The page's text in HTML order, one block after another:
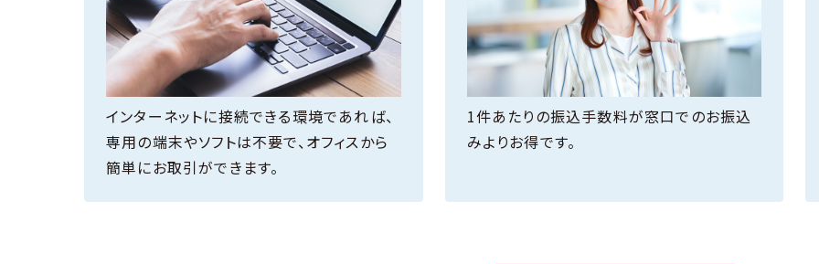
インターネットに接続できる環境であれば、
専用の端末やソフトは不要で、オフィスから
簡単にお取引ができます。
1件あたりの振込手数料が窓口でのお振込
みよりお得です。